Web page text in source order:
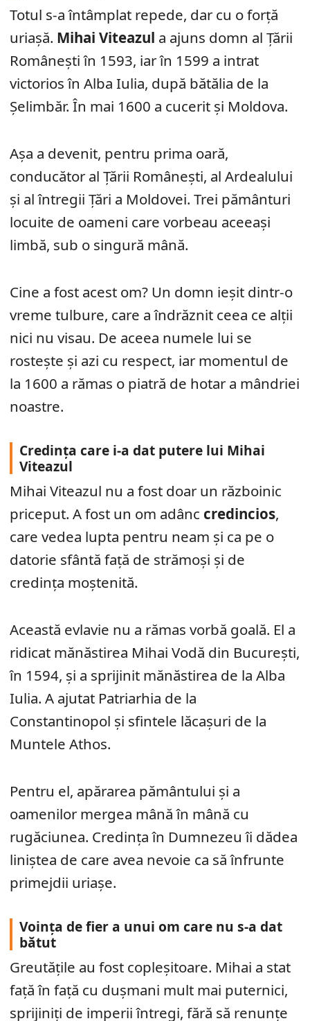
Totul s-a întâmplat repede, dar cu o forță
uriașă. Mihai Viteazul a ajuns domn al Țării
Românești în 1593, iar în 1599 a intrat
victorios în Alba Iulia, după bătălia de la
Șelimbăr. În mai 1600 a cucerit și Moldova.
Așa a devenit, pentru prima oară,
conducător al Țării Românești, al Ardealului
și al întregii Țări a Moldovei. Trei pământuri
locuite de oameni care vorbeau aceeași
limbă, sub o singură mână.
Cine a fost acest om? Un domn ieșit dintr-o
vreme tulbure, care a îndrăznit ceea ce alții
nici nu visau. De aceea numele lui se
rostește și azi cu respect, iar momentul de
la 1600 a rămas o piatră de hotar a mândriei
noastre.
Credința care i-a dat putere lui Mihai
Viteazul
Mihai Viteazul nu a fost doar un războinic
priceput. A fost un om adânc credincios,
care vedea lupta pentru neam și ca pe o
datorie sfântă față de strămoși și de
credința moștenită.
Această evlavie nu a rămas vorbă goală. El a
ridicat mănăstirea Mihai Vodă din București,
în 1594, și a sprijinit mănăstirea de la Alba
Iulia. A ajutat Patriarhia de la
Constantinopol și sfintele lăcașuri de la
Muntele Athos.
Pentru el, apărarea pământului și a
oamenilor mergea mână în mână cu
rugăciunea. Credința în Dumnezeu îi dădea
liniștea de care avea nevoie ca să înfrunte
primejdii uriașe.
Voința de fier a unui om care nu s-a dat
bătut
Greutățile au fost copleșitoare. Mihai a stat
față în față cu dușmani mult mai puternici,
sprijiniți de imperii întregi, fără să renunțe